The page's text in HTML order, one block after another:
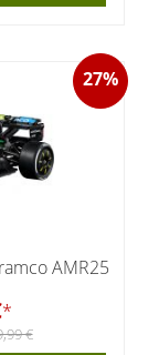
27%
AMR25
*
€